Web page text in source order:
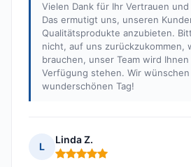
Vielen Dank für Ihr Vertrauen
Das ermutigt uns, unseren
Qualitätsprodukte anzubieten.
nicht, auf uns zurückzukommen,
brauchen, unser Team wird
Verfügung stehen. Wir
wunderschönen Tag!
L
Linda Z.
Hinweis: 5 von 5